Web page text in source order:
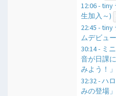
12:06 -
生加入～)
22:45 -
ムデビュー
30:14 - ミ
音が日課
みよう！」
32:32 - ハ
みの登場